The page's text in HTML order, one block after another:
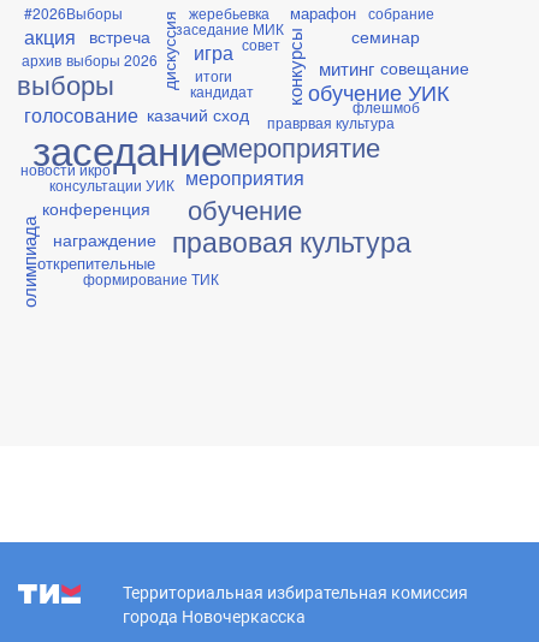
#2026Выборы
акция
архив
встреча
выборы
выборы 2026
голосование
дискуссия жеребьевка
заседание
заседание МИК
игра
итоги
казачий сход
кандидат конкурсы
консультации УИК
конференция
марафон
мероприятие
мероприятия
митинг
награждение
новости икро
обучение
обучение УИК
олимпиадаоткрепительные
правовая культура
праврвая культура
семинар
собрание
совет
совещание
флешмоб
формирование ТИК
Территориальная избирательная комиссия
города Новочеркасска